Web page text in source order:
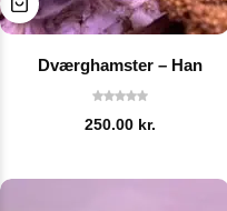
Dværghamster – Han
250.00 kr.